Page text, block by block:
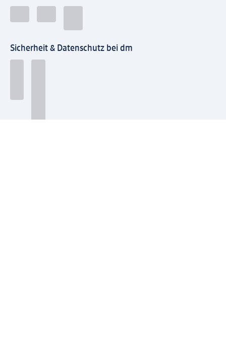
Sicherheit & Datenschutz bei dm